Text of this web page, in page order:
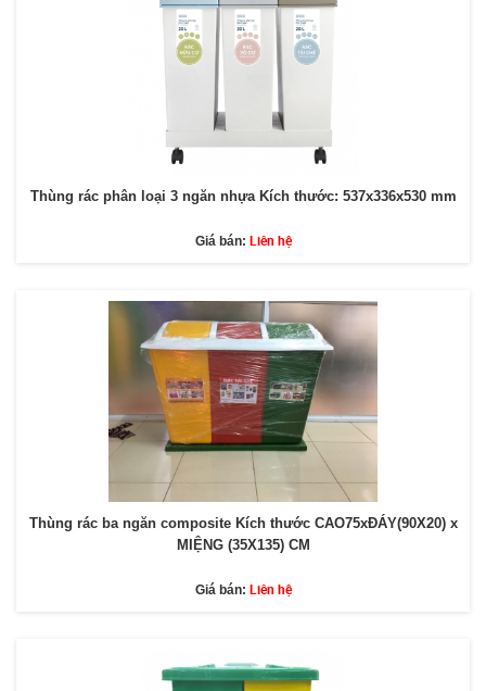
Thùng rác phân loại 3 ngăn nhựa Kích thước: 537x336x530 mm
Giá bán: Liên hệ
Thùng rác ba ngăn composite Kích thước CAO75xĐÁY(90X20) x
MIỆNG (35X135) CM
Giá bán: Liên hệ